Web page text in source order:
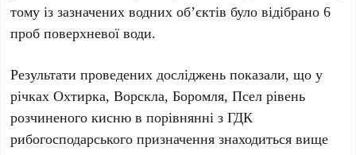
тому із зазначених водних об’єктів було відібрано 6
проб поверхневої води.
Результати проведених досліджень показали, що у
річках Охтирка, Ворскла, Боромля, Псел рівень
розчиненого кисню в порівнянні з ГДК
рибогосподарського призначення знаходиться вище